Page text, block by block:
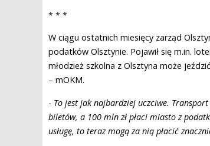
* * *
W ciągu ostatnich miesięcy zarząd
podatków Olsztynie. Pojawił się m.in.
młodzież szkolna z Olsztyna może
– mOKM.
- To jest jak najbardziej uczciwe.
biletów, a 100 mln zł płaci miasto z
usługę, to teraz mogą za nią płacić